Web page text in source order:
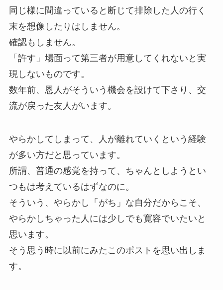
同じ様に間違っていると断じて排除した人の行く
末を想像したりはしません。
確認もしません。
「許す」場面って第三者が用意してくれないと実
現しないものです。
数年前、恩人がそういう機会を設けて下さり、交
流が戻った友人がいます。
やらかしてしまって、人が離れていくという経験
が多い方だと思っています。
所謂、普通の感覚を持って、ちゃんとしようとい
つもは考えているはずなのに。
そういう、やらかし「がち」な自分だからこそ、
やらかしちゃった人には少しでも寛容でいたいと
思います。
そう思う時に以前にみたこのポストを思い出しま
す。